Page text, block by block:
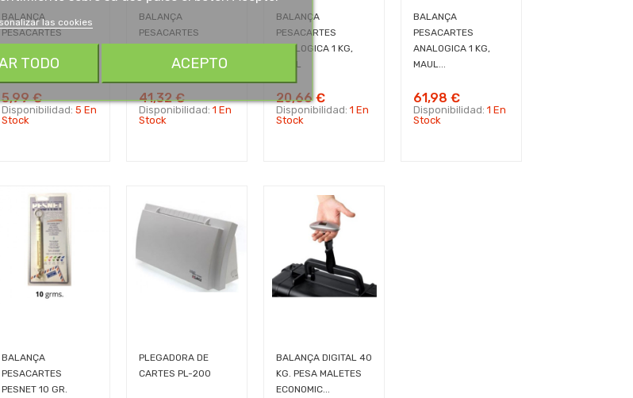
BALANÇA
PESACARTES
KG
5,99 €
Disponibilidad: 5 En
Stock
BALANÇA
PESACARTES
KG, MAUL...
41,32 €
Disponibilidad: 1 En
Stock
BALANÇA
PESACARTES
ANALOGICA 1 KG,
MAUL
20,66 €
Disponibilidad:1 En
Stock
BALANÇA
PESACARTES
ANALOGICA 1 KG,
MAUL...
61,98 €
Disponibilidad:1 En
Stock
BALANÇA
PESACARTES
PESNET 10 GR.
PLEGADORA DE
CARTES PL-200
BALANÇA DIGITAL 40
KG. PESA MALETES
ECONOMIC...
las cookies
TODO ACEPTO